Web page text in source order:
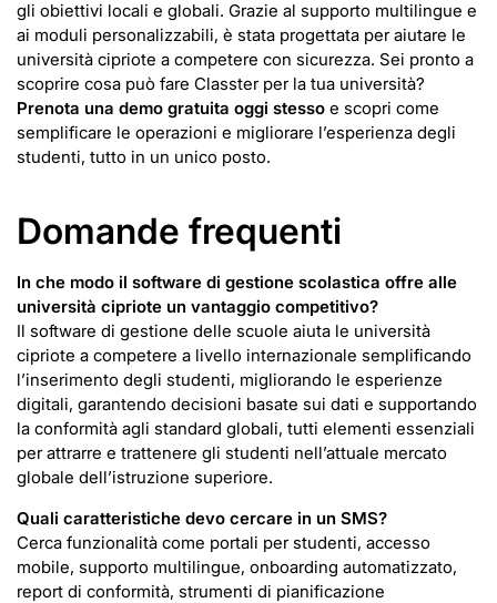
gli obiettivi locali e globali. Grazie al supporto multilingue e
ai moduli personalizzabili, è stata progettata per aiutare le
università cipriote a competere con sicurezza. Sei pronto a
scoprire cosa può fare Classter per la tua università?
Prenota una demo gratuita oggi stesso e scopri come
semplificare le operazioni e migliorare l’esperienza degli
studenti, tutto in un unico posto.
Domande frequenti
In che modo il software di gestione scolastica offre alle
università cipriote un vantaggio competitivo?
Il software di gestione delle scuole aiuta le università
cipriote a competere a livello internazionale semplificando
l’inserimento degli studenti, migliorando le esperienze
digitali, garantendo decisioni basate sui dati e supportando
la conformità agli standard globali, tutti elementi essenziali
per attrarre e trattenere gli studenti nell’attuale mercato
globale dell’istruzione superiore.
Quali caratteristiche devo cercare in un SMS?
Cerca funzionalità come portali per studenti, accesso
mobile, supporto multilingue, onboarding automatizzato,
report di conformità, strumenti di pianificazione